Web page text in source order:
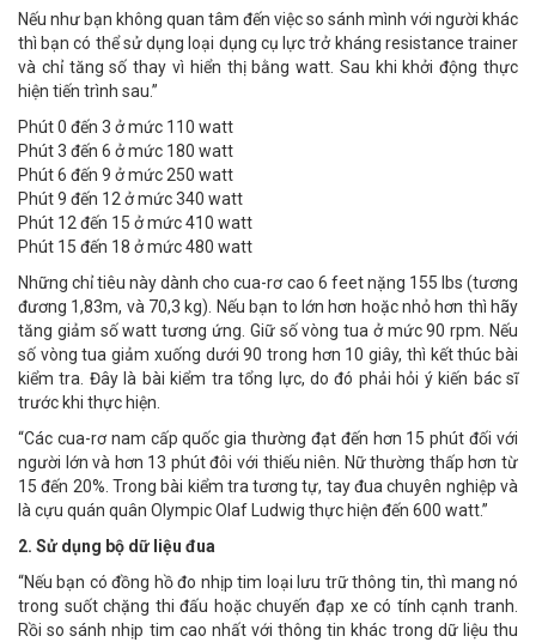
Nếu như bạn không quan tâm đến việc so sánh mình với người khác
thì bạn có thể sử dụng loại dụng cụ lực trở kháng resistance trainer
và chỉ tăng số thay vì hiển thị bằng watt. Sau khi khởi động thực
hiện tiến trình sau.”
Phút 0 đến 3 ở mức 110 watt
Phút 3 đến 6 ở mức 180 watt
Phút 6 đến 9 ở mức 250 watt
Phút 9 đến 12 ở mức 340 watt
Phút 12 đến 15 ở mức 410 watt
Phút 15 đến 18 ở mức 480 watt
Những chỉ tiêu này dành cho cua-rơ cao 6 feet nặng 155 lbs (tương
đương 1,83m, và 70,3 kg). Nếu bạn to lớn hơn hoặc nhỏ hơn thì hãy
tăng giảm số watt tương ứng. Giữ số vòng tua ở mức 90 rpm. Nếu
số vòng tua giảm xuống dưới 90 trong hơn 10 giây, thì kết thúc bài
kiểm tra. Đây là bài kiểm tra tổng lực, do đó phải hỏi ý kiến bác sĩ
trước khi thực hiện.
“Các cua-rơ nam cấp quốc gia thường đạt đến hơn 15 phút đối với
người lớn và hơn 13 phút đôi với thiếu niên. Nữ thường thấp hơn từ
15 đến 20%. Trong bài kiểm tra tương tự, tay đua chuyên nghiệp và
là cựu quán quân Olympic Olaf Ludwig thực hiện đến 600 watt.”
2. Sử dụng bộ dữ liệu đua
“Nếu bạn có đồng hồ đo nhịp tim loại lưu trữ thông tin, thì mang nó
trong suốt chặng thi đấu hoặc chuyến đạp xe có tính cạnh tranh.
Rồi so sánh nhịp tim cao nhất với thông tin khác trong dữ liệu thu